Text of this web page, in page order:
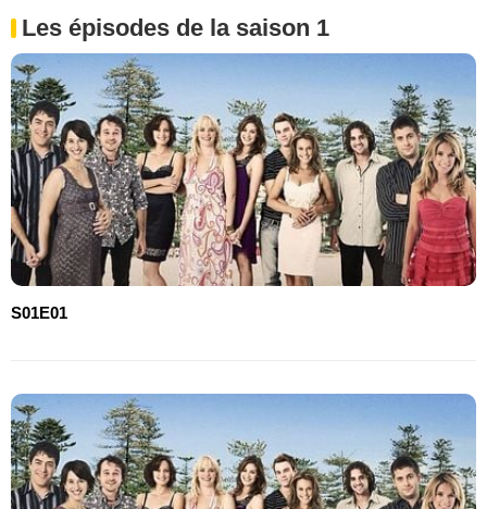
Les épisodes de la saison 1
S01E01